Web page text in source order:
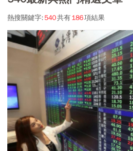
熱搜關鍵字: 540共有186項結果